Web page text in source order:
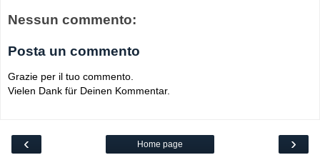
Nessun commento:
Posta un commento
Grazie per il tuo commento.
Vielen Dank für Deinen Kommentar.
‹ ›
Home page